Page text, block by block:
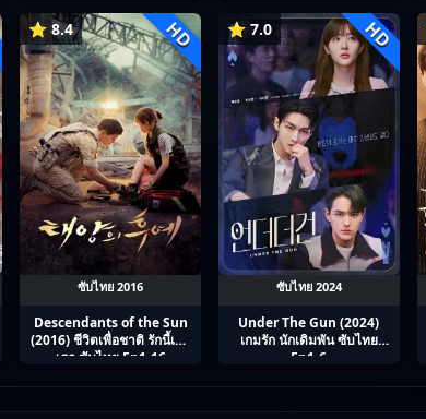
กวี ซับไทย Ep1-12
⭐ 8.4 HD
ซับไทย 2016
Descendants of the Sun
(2016) ชีวิตเพื่อชาติ รักนี้เพื่อ
เธอ ซับไทย Ep1-16
⭐ 7.0 HD
ซับไทย 2024
Under The Gun (2024)
เกมรัก นักเดิมพัน ซับไทย
Ep1-6